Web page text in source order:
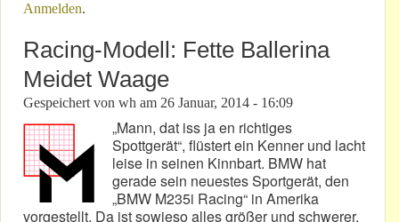
Anmelden.
Racing-Modell: Fette Ballerina
Meidet Waage
Gespeichert von wh am 26 Januar, 2014 - 16:09
„Mann, dat iss ja en richtiges
Spottgerät“, flüstert ein Kenner und lacht
leise in seinen Kinnbart. BMW hat
gerade sein neuestes Sportgerät, den
„BMW M235i Racing“ in Amerika
vorgestellt. Da ist sowieso alles größer und schwerer.